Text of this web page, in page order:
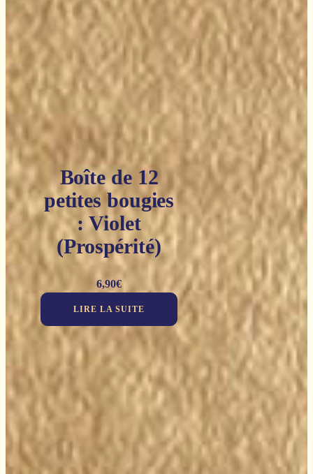
Boîte de 12
petites bougies
: Violet
(Prospérité)
6,90€
LIRE LA SUITE